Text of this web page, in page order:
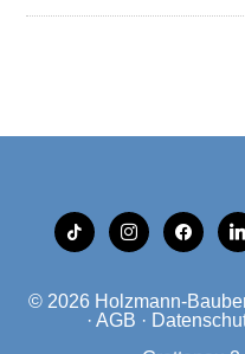
tiktok instagramfacebook
© 2026 Holzmann-
· AGB ·